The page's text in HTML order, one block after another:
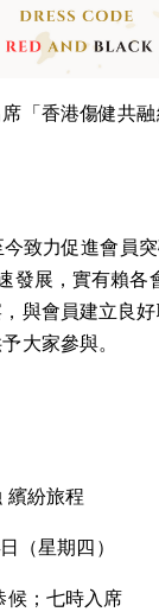
「香港傷健共
致力促進會員
發展，實有賴各
與會員建立良
大家參與。
繽紛旅程
（星期四）
候；七時入席